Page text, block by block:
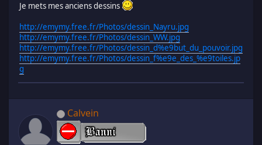
Je mets mes anciens dessins
http://emymy.free.fr/Photos/dessin_Nayru.jpg
http://emymy.free.fr/Photos/dessin_WW.jpg
http://emymy.free.fr/Photos/dessin_d%e9but_du_pouvoir.jpg
http://emymy.free.fr/Photos/dessin_f%e9e_des_%e9toiles.jp
g
Calvein